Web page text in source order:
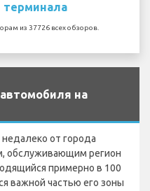
терминала
из 37726 всех обзоров.
автомобиля на
от города
обслуживающим регион
примерно в 100
важной частью его зоны